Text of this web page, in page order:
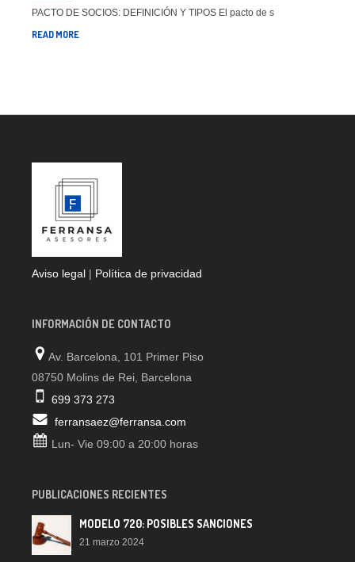
PACTO DE SOCIOS: DEFINICIÓN Y TIPOS El pacto de s
READ MORE
Aviso legal | Política de privacidad
INFORMACIÓN DE CONTACTO
Av. Barcelona, 101 Primer Piso
08750 Molins de Rei, Barcelona
699 373 273
ferransaez@ferransa.com
Lun- Vie 09:00 a 20:00 horas
PUBLICACIONES RECIENTES
MODELO 720: POSIBLES SANCIONES
21 marzo 2024